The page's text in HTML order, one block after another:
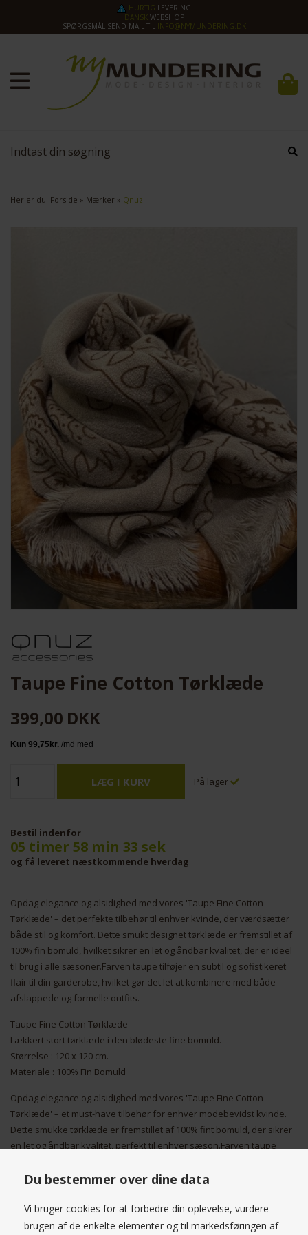
Du bestemmer over dine data
Vi bruger cookies for at forbedre din oplevelse, vurdere
brugen af de enkelte elementer og til markedsføringen af
HURTIG LEVERING
DANSKWEBSHOP
SPØRGSMÅL SEND MAIL TIL INFO@NYMUNDERING.DK
Her er du: Forside » Mærker » Qnuz
Taupe Fine Cotton Tørklæde
399,00 DKK
På lager
Bestil indenfor
05 timer 58 min 33 sek
og få leveret næstkommende hverdag
Opdag elegance og alsidighed med vores 'Taupe Fine Cotton
Tørklæde' – det perfekte tilbehør til enhver kvinde, der værdsætter
både stil og komfort. Dette smukt designet tørklæde er fremstillet af
100% fin bomuld, hvilket sikrer en let og åndbar kvalitet, der er ideel
til brug i alle sæsoner.Farven taupe tilføjer en subtil og sofistikeret
flair til din garderobe, hvilket gør det let at kombinere med både
afslappede og formelle outfits.
Taupe Fine Cotton Tørklæde
Lækkert stort tørklæde i den blødeste fine bomuld.
Størrelse : 120 x 120 cm.
Materiale : 100% Fin Bomuld
Opdag elegance og alsidighed med vores 'Taupe Fine Cotton
Tørklæde' – et must-have tilbehør for enhver modebevidst kvinde.
Dette smukke tørklæde er fremstillet af 100% fint bomuld, der sikrer
en let og åndbar kvalitet, perfekt til enhver sæson.Farven taupe
enhver garderobe, fra casual jeans og en T-shirt til mere formelle
til et ideelt valg for både daglige og særlige lejligheder.Bær 'Taupe
Fine Cotton Tørklæde' på forskellige måder – om halsen, som et sjal